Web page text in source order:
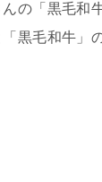
んの「黒毛和
黒毛和牛」